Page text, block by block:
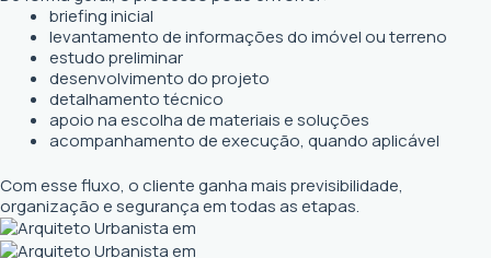
briefing inicial
levantamento de informações do imóvel ou terreno
estudo preliminar
desenvolvimento do projeto
detalhamento técnico
apoio na escolha de materiais e soluções
acompanhamento de execução, quando aplicável
Com esse fluxo, o cliente ganha mais previsibilidade,
organização e segurança em todas as etapas.